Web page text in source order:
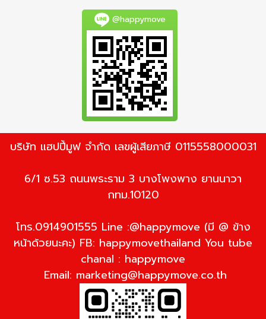
@happymove
บริษัท แฮปปี้มูฟ จำกัด เลขผู้เสียภาษี 0115558000031
6/1 ซ.53 ถนนพระราม 3 บางโพงพาง ยานนาวา
กทม.10120
โทร.0914901555 Line :@happymove (มี @ ข้าง
หน้าด้วยนะคะ) FB: happymovethailand You tube
chanal : happymove
Email: marketing@happymove.co.th